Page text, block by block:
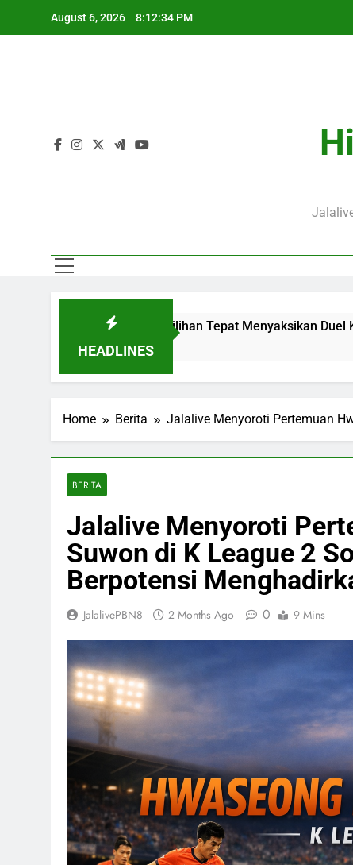
August 6, 2026 8:12:35 PM
HEADLINES
Menjadi Pilihan Tepat Menyaksikan Duel Klub Eropa
Home Berita Jalalive Menyoroti Pertemuan
BERITA
Jalalive Menyoroti
Suwon di K League 2
Berpotensi
JalalivePBN8 2 Months Ago 0 9 Mins